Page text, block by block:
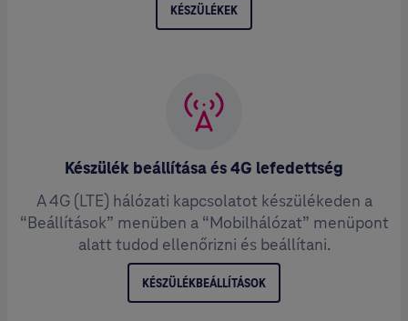
KÉSZÜLÉKEK
Készülék beállítása és 4G lefedettség
A 4G (LTE) hálózati kapcsolatot készülékeden a
“Beállítások” menüben a “Mobilhálózat” menüpont
alatt tudod ellenőrizni és beállítani.
KÉSZÜLÉKBEÁLLÍTÁSOK